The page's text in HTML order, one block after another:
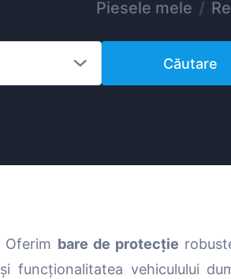
Magyar
Lietuvių
Hrvatski
Piesele mele /
Căutare
Oferim bare de protecție
vehiculului